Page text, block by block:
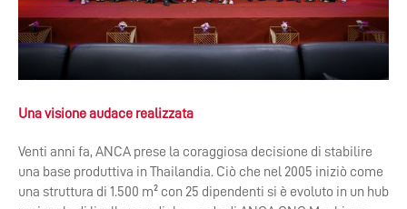
Una visione audace realizzata
Venti anni fa, ANCA prese la coraggiosa decisione di stabilire
una base produttiva in Thailandia. Ciò che nel 2005 iniziò come
una struttura di 1.500 m² con 25 dipendenti si è evoluto in un hub